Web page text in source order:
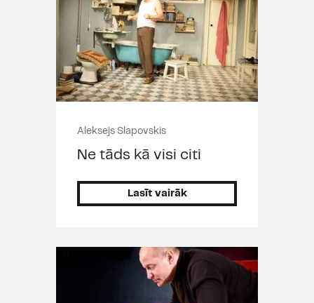
Aleksejs Slapovskis
Ne tāds kā visi citi
Lasīt vairāk